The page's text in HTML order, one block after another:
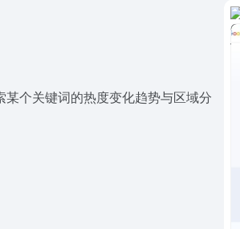
个关键词的热度变化趋势与区域分